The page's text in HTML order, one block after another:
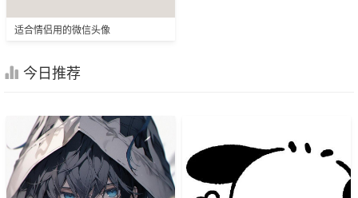
适合情侣用的微信头像
今日推荐